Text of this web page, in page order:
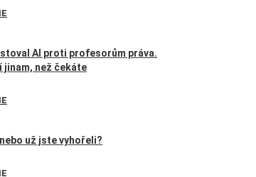
AI proti profesorům práva.
jinam, než čekáte
už jste vyhořeli?